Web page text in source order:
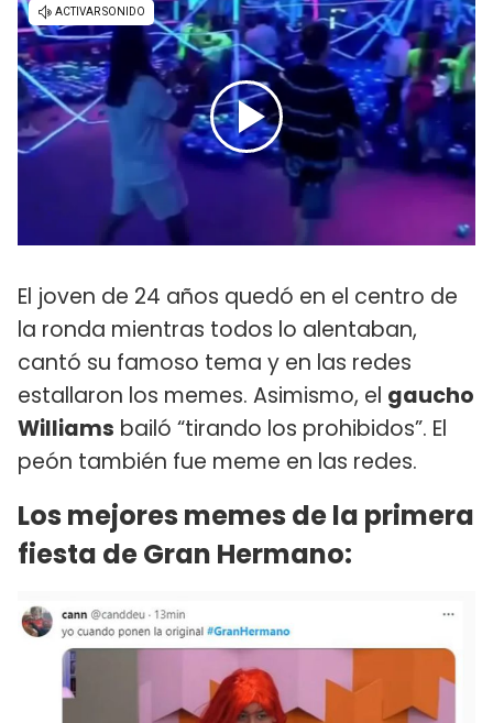
El joven de 24 años quedó en el centro de
la ronda mientras todos lo alentaban,
cantó su famoso tema y en las redes
estallaron los memes. Asimismo, el gaucho
Williams bailó “tirando los prohibidos”. El
peón también fue meme en las redes.
Los mejores memes de la primera
fiesta de Gran Hermano: